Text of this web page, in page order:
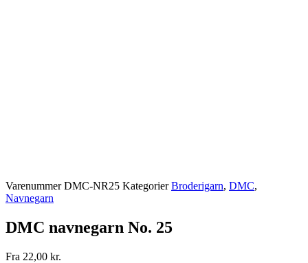
VarenummerDMC-NR25 Kategorier Broderigarn, DMC,
Navnegarn
DMC navnegarn No. 25
Fra 22,00 kr.